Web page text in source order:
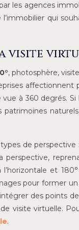
les agences
qui
visite
, photosphère,
affectionnent
à 360 degrés.
patrimoines
de
et
pour former
des points
visite virtuelle.
.